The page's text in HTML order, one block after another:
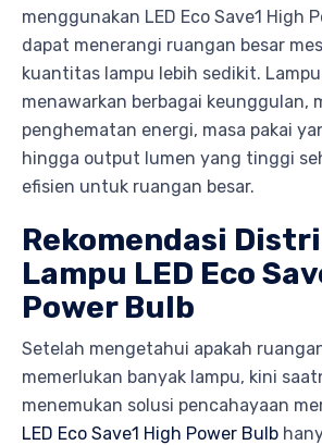
menggunakan LED Eco Save1 High
dapat menerangi ruangan besar
kuantitas lampu lebih sedikit. Lampu
menawarkan berbagai keunggulan,
penghematan energi, masa pakai
hingga output lumen yang tinggi
efisien untuk ruangan besar.
Rekomendasi
Lampu LED Eco
Power Bulb
Setelah mengetahui apakah
memerlukan banyak lampu, kini
menemukan solusi pencahayaan
LED Eco Save1 High Power Bulb